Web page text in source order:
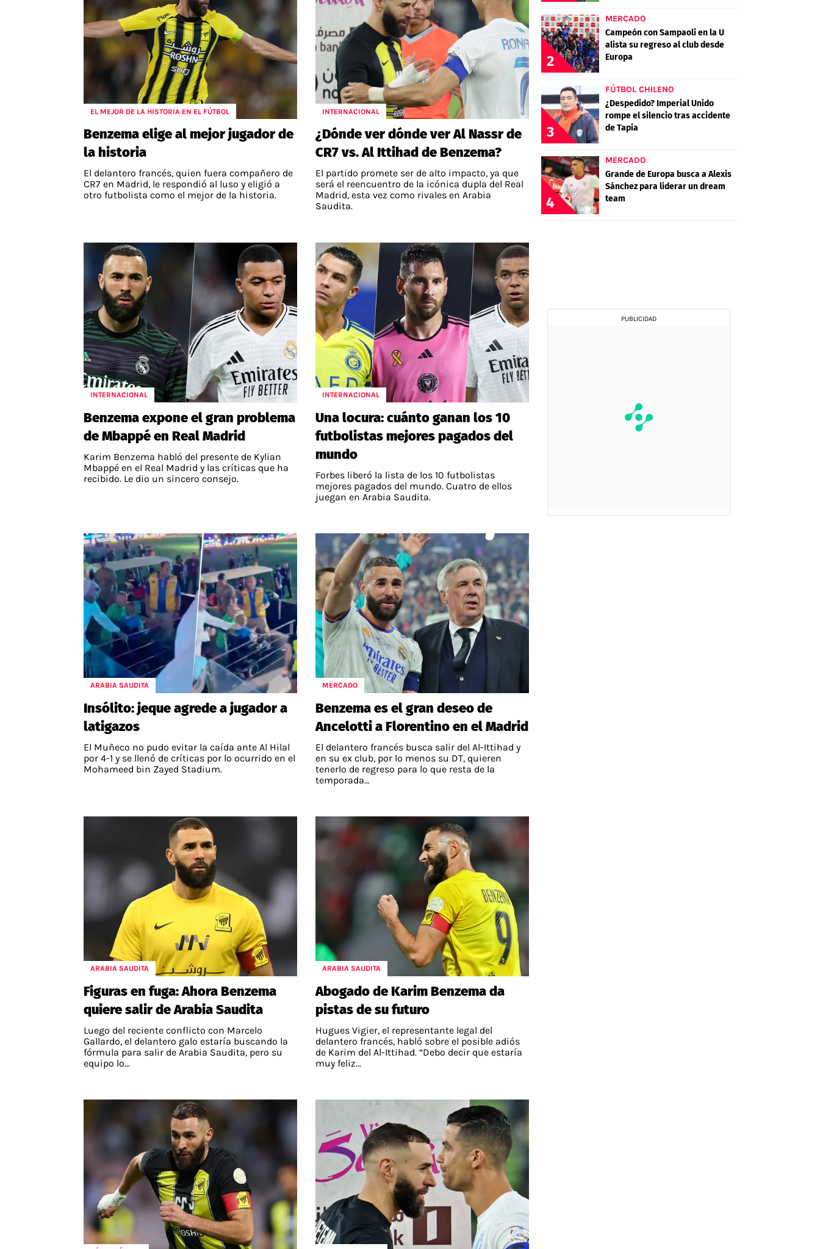
EL MEJOR DE LA HISTORIA EN EL FÚTBOL
Benzema elige al mejor jugador de
la historia
El delantero francés, quien fuera compañero de
CR7 en Madrid, le respondió al luso y eligió a
otro futbolista como el mejor de la historia.
INTERNACIONAL
¿Dónde ver dónde ver Al Nassr de
CR7 vs. Al Ittihad de Benzema?
El partido promete ser de alto impacto, ya que
será el reencuentro de la icónica dupla del Real
Madrid, esta vez como rivales en Arabia
Saudita.
INTERNACIONAL
Benzema expone el gran problema
de Mbappé en Real Madrid
Karim Benzema habló del presente de Kylian
Mbappé en el Real Madrid y las críticas que ha
recibido. Le dio un sincero consejo.
INTERNACIONAL
Una locura: cuánto ganan los 10
futbolistas mejores pagados del
mundo
Forbes liberó la lista de los 10 futbolistas
mejores pagados del mundo. Cuatro de ellos
juegan en Arabia Saudita.
ARABIA SAUDITA
Insólito: jeque agrede a jugador a
latigazos
El Muñeco no pudo evitar la caída ante Al Hilal
por 4-1 y se llenó de críticas por lo ocurrido en el
Mohameed bin Zayed Stadium.
MERCADO
Benzema es el gran deseo de
Ancelotti a Florentino en el Madrid
El delantero francés busca salir del Al-Ittihad y
en su ex club, por lo menos su DT, quieren
tenerlo de regreso para lo que resta de la
temporada...
ARABIA SAUDITA
Figuras en fuga: Ahora Benzema
quiere salir de Arabia Saudita
Luego del reciente conflicto con Marcelo
Gallardo, el delantero galo estaría buscando la
fórmula para salir de Arabia Saudita, pero su
equipo lo...
ARABIA SAUDITA
Abogado de Karim Benzema da
pistas de su futuro
Hugues Vigier, el representante legal del
delantero francés, habló sobre el posible adiós
de Karim del Al-Ittihad. “Debo decir que estaría
muy feliz...
2
MERCADO
Campeón con Sampaoli en la U
alista su regreso al club desde
Europa
3
FÚTBOL CHILENO
¿Despedido? Imperial Unido
rompe el silencio tras accidente
de Tapia
4
MERCADO
Grande de Europa busca a Alexis
Sánchez para liderar un dream
team